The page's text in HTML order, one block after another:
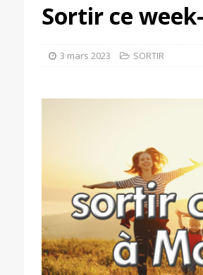
Sortir ce
3 mars 2023 SORTIR